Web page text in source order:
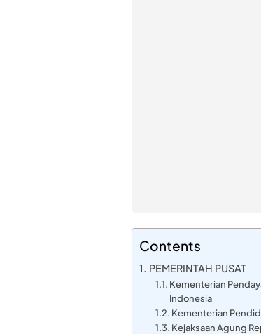
Contents
PEMERINTAH PUSAT
Kementerian
Indonesia
Kementerian
Kejaksaan Agung